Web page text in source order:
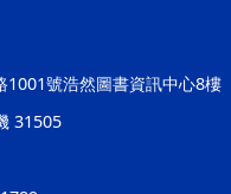
1001號浩然圖書資訊中心8樓
31505